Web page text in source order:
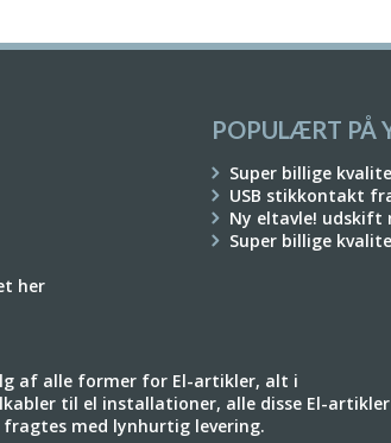
af alle former for El-artikler, alt i
til el installationer, alle disse El-
med lynhurtig levering.
her
POPULÆRT PÅ
Super billige
USB stikkontakt
Ny eltavle!
Super billige